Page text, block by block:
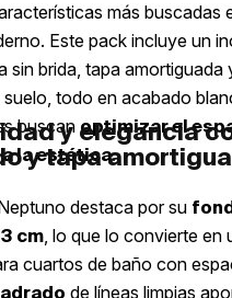
más buscadas
Este pack incluye un
sin brida, tapa amortiguada
todo en acabado
buscan optimizar el
la estética.
y elegancia
y tapa
destaca por su
cm, lo que lo convierte en
cuartos de baño con
de líneas limpias